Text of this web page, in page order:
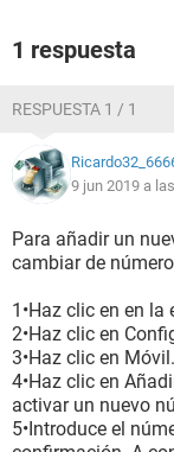
1 respuesta
RESPUESTA 1 / 1
9 jun 2019 a
Para añadir un
cambiar de
1•Haz clic en en
2•Haz clic en
3•Haz clic en Móvil.
4•Haz clic en
activar un nuevo
5•Introduce el